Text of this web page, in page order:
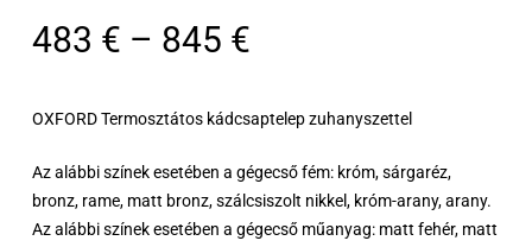
483 € – 845 €Ártartomány:
-
OXFORD Termosztátos kádcsaptelep zuhanyszettel
Az alábbi színek esetében a gégecső fém: króm, sárgaréz,
bronz, rame, matt bronz, szálcsiszolt nikkel, króm-arany, arany.
Az alábbi színek esetében a gégecső műanyag: matt fehér, matt